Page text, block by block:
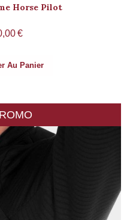
Horse Pilot
€
Au Panier